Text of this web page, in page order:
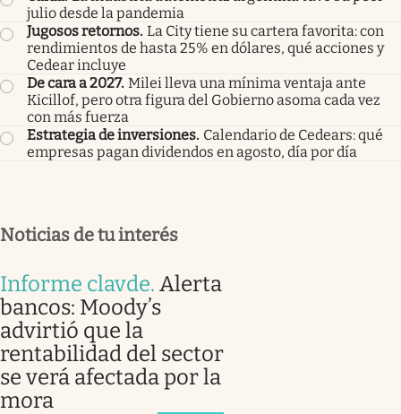
julio desde la pandemia
Jugosos retornos. La City tiene su cartera favorita: con
rendimientos de hasta 25% en dólares, qué acciones y
Cedear incluye
De cara a 2027. Milei lleva una mínima ventaja ante
Kicillof, pero otra figura del Gobierno asoma cada vez
con más fuerza
Estrategia de inversiones. Calendario de Cedears: qué
empresas pagan dividendos en agosto, día por día
Noticias de tu interés
Informe clavde. Alerta
bancos: Moody’s
advirtió que la
rentabilidad del sector
se verá afectada por la
mora